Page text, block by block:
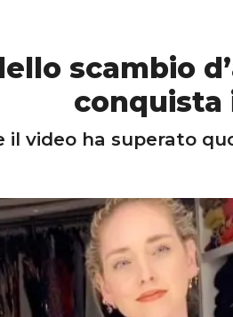
scambio
conquista
il video ha superato